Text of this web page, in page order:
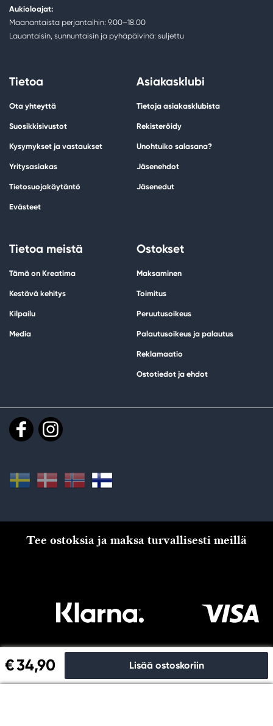
€ 34,90 Lisää ostoskoriin
Aukioloajat:
Maanantaista perjantaihin: 9.00–18.00
Lauantaisin, sunnuntaisin ja pyhäpäivinä: suljettu
Tietoa
Ota yhteyttä
Suosikkisivustot
Kysymykset ja vastaukset
Yritysasiakas
Tietosuojakäytäntö
Evästeet
Asiakasklubi
Tietoja asiakasklubista
Rekisteröidy
Unohtuiko salasana?
Jäsenehdot
Jäsenedut
Tietoa meistä
Tämä on Kreatima
Kestävä kehitys
Kilpailu
Media
Ostokset
Maksaminen
Toimitus
Peruutusoikeus
Palautusoikeus ja palautus
Reklamaatio
Ostotiedot ja ehdot
Tee ostoksia ja maksa turvallisesti meillä